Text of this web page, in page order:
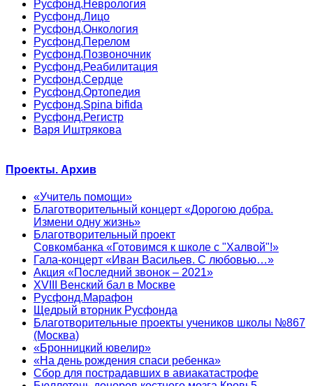
Русфонд.Неврология
Русфонд.Лицо
Русфонд.Онкология
Русфонд.Перелом
Русфонд.Позвоночник
Русфонд.Реабилитация
Русфонд.Сердце
Русфонд.Ортопедия
Русфонд.Spina bifida
Русфонд.Регистр
Варя Иштрякова
Проекты. Архив
«Учитель помощи»
Благотворительный концерт «Дорогою добра.
Измени одну жизнь»
Благотворительный проект
Совкомбанка «Готовимся к школе с "Халвой"!»
Гала-концерт «Иван Васильев. С любовью…»
Акция «Последний звонок – 2021»
XVIII Венский бал в Москве
Русфонд.Марафон
Щедрый вторник Русфонда
Благотворительные проекты учеников школы №867
(Москва)
«Бронницкий ювелир»
«На день рождения спаси ребенка»
Сбор для пострадавших в авиакатастрофе